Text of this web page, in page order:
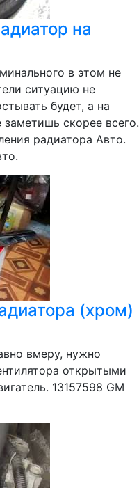
на
в этом не
ситуацию не
будет, а на
заметишь скорее всего.
радиатора Авто.
(хром)
вмеру, нужно
открытыми
13157598 GM